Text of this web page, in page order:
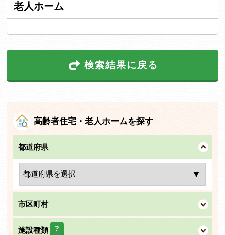
老人ホーム
検索結果に戻る
高齢者住宅・老人ホームを探す
都道府県
市区町村
施設種類 ?